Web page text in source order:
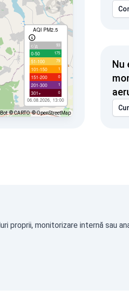
AQI PM2.5
с/д 93
0-50 175
51-100 79
101-150 1
151-200 0
201-300 1
301+ 0
06.08.2026, 13:00
© CARTO © OpenStreetMap
Nu
proprii, monitorizare internă sau